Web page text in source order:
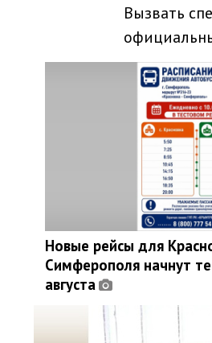
Вызвать
Новые рейсы для
Симферополя начнут
августа